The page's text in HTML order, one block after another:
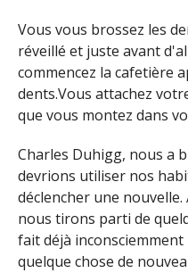
Vous vous brossez les
réveillé et juste avant
commencez la cafetière
dents.Vous attachez
que vous montez dans
Charles Duhigg, nous a
devrions utiliser nos
déclencher une
nous tirons parti de
fait déjà
quelque chose de